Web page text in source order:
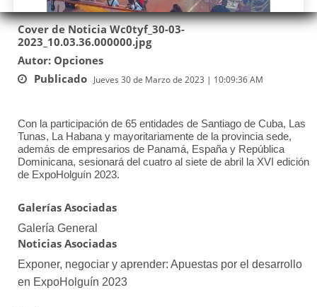
Cover de Noticia Wc0tyf_30-03-
2023_10.03.36.000000.jpg
Autor: Opciones
Publicado Jueves 30 de Marzo de 2023 | 10:09:36 AM
Con la participación de 65 entidades de Santiago de Cuba, Las
Tunas, La Habana y mayoritariamente de la provincia sede,
además de empresarios de Panamá, España y República
Dominicana, sesionará del cuatro al siete de abril la XVI edición
de ExpoHolguín 2023.
Galerías Asociadas
Galería General
Noticias Asociadas
Exponer, negociar y aprender: Apuestas por el desarrollo
en ExpoHolguín 2023